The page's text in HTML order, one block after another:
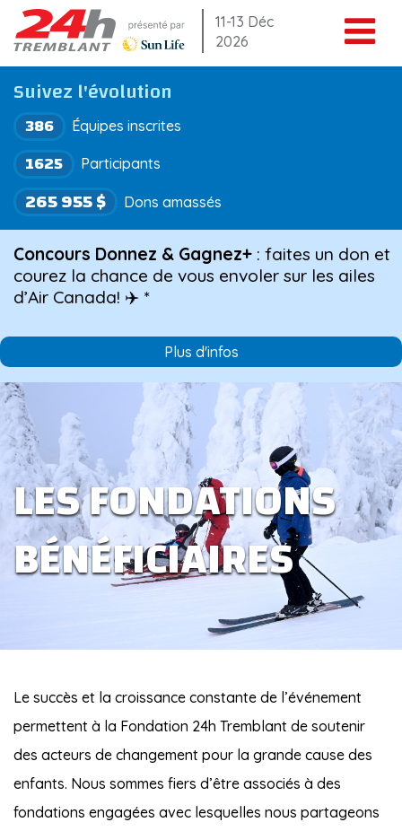
Aller
au
contenu
11-13 Déc
2026
Suivez l'évolution
386 Équipes inscrites
265 955 $ Dons amassés
1625 Participants
Concours Donnez & Gagnez+ : faites un don et
courez la chance de vous envoler sur les ailes
d’Air Canada! ✈️ *
Plus d'infos
LES FONDATIONS
BÉNÉFICIAIRES
Le succès et la croissance constante de l’événement
permettent à la Fondation 24h Tremblant de soutenir
des acteurs de changement pour la grande cause des
enfants. Nous sommes fiers d’être associés à des
fondations engagées avec lesquelles nous partageons